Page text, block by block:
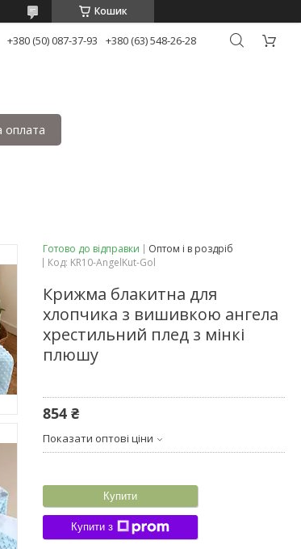
Кошик
+380 (50) 087-37-93 +380 (63) 548-26-28
оплата
Готово до відправки
Оптом і в роздріб
Код: KR10-AngelKut-Gol
Крижма блакитна для
хлопчика з вишивкою ангела
хрестильний плед з мінкі
плюшу
854 ₴
Показати оптові ціни
Купити
Купити з